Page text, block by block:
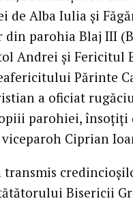
Alba Iulia și
parohia Blaj III
Andrei și Fericitul
Părinte
a oficiat
parohiei, însoțiți
Ciprian
Bisericii